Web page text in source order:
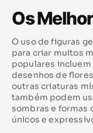
Os
O uso de figuras
para criar muitos
populares
desenhos de
outras criaturas
também podem
sombras e formas
únicos e